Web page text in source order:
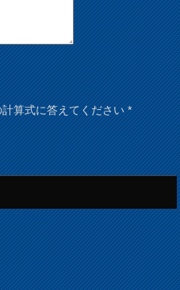
算式に答えてください*